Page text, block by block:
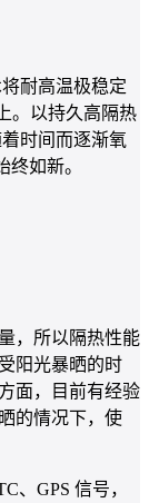
耐高温极稳定
。以持久高隔热
时间而逐渐氧
如新。
，所以隔热性能
阳光暴晒的时
面，目前有经验
的情况下，使
、GPS 信号，